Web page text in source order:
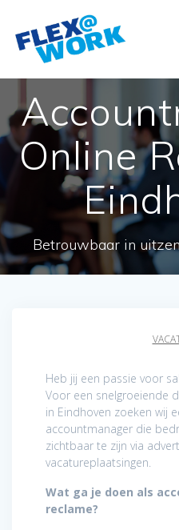
Online
Betrouwbaar in
Heb jij een passie voor
Voor een snelgroeiende
in Eindhoven zoeken wij
accountmanager die
zichtbaar te zijn via
vacatureplaatsingen.
Wat ga je doen als
reclame?